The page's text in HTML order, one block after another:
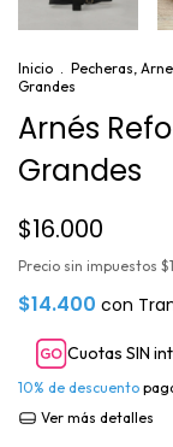
Inicio Pecheras,
Grandes
Arnés
Grandes
$16.000
Precio sin impuestos
$14.400 con
Cuotas SIN
10% de descuento
Ver más detalles